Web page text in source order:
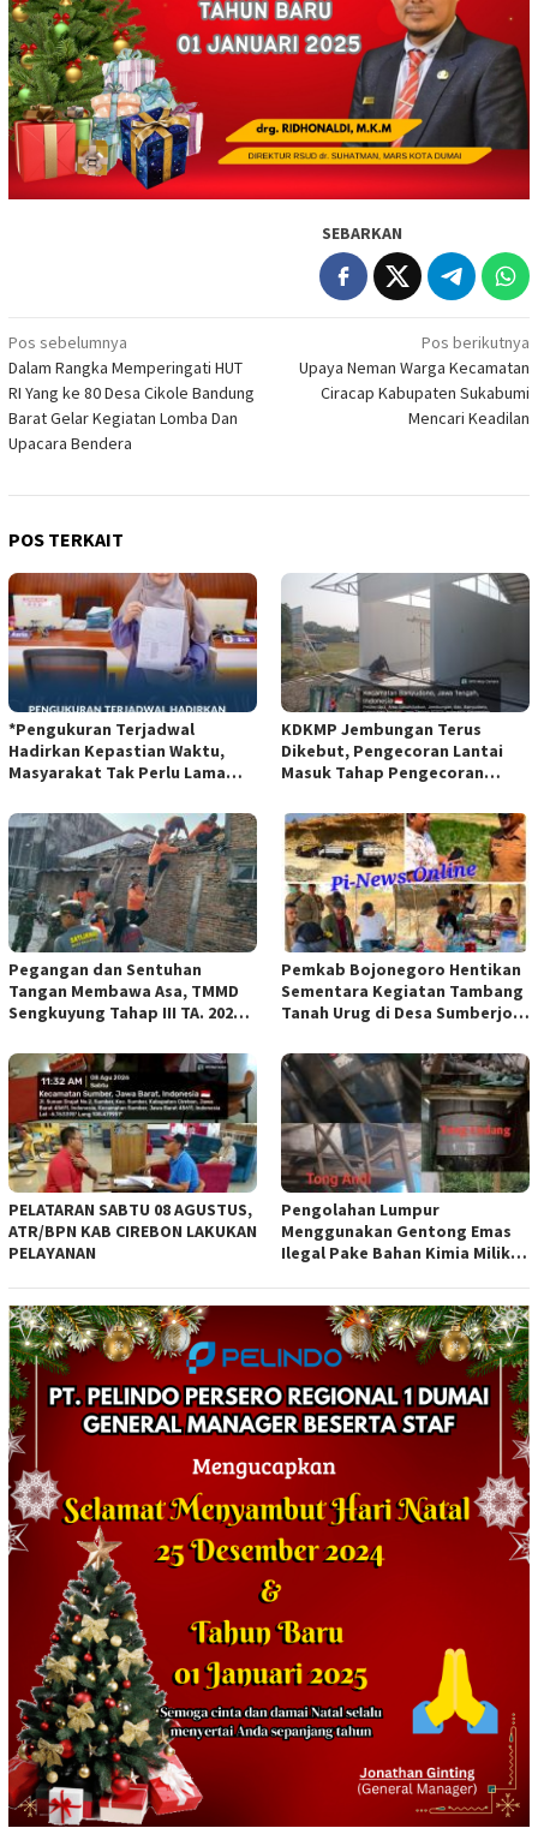
SEBARKAN
Navigasi
pos
Pos sebelumnya
Dalam Rangka Memperingati HUT
RI Yang ke 80 Desa Cikole Bandung
Barat Gelar Kegiatan Lomba Dan
Upacara Bendera
Pos berikutnya
Upaya Neman Warga Kecamatan
Ciracap Kabupaten Sukabumi
Mencari Keadilan
POS TERKAIT
*Pengukuran Terjadwal
Hadirkan Kepastian Waktu,
Masyarakat Tak Perlu Lama
KDKMP Jembungan Terus
Dikebut, Pengecoran Lantai
Masuk Tahap Pengecoran
Pegangan dan Sentuhan
Tangan Membawa Asa, TMMD
Sengkuyung Tahap III TA. 2026
Pemkab Bojonegoro Hentikan
Sementara Kegiatan Tambang
Tanah Urug di Desa Sumberjo
Lintas Instansi
PELATARAN SABTU 08 AGUSTUS,
ATR/BPN KAB CIREBON LAKUKAN
PELAYANAN
Pengolahan Lumpur
Menggunakan Gentong Emas
Ilegal Pake Bahan Kimia Milik
Aparat Penegak Hukum ( APH )
Jangan Sampai Diam Saja